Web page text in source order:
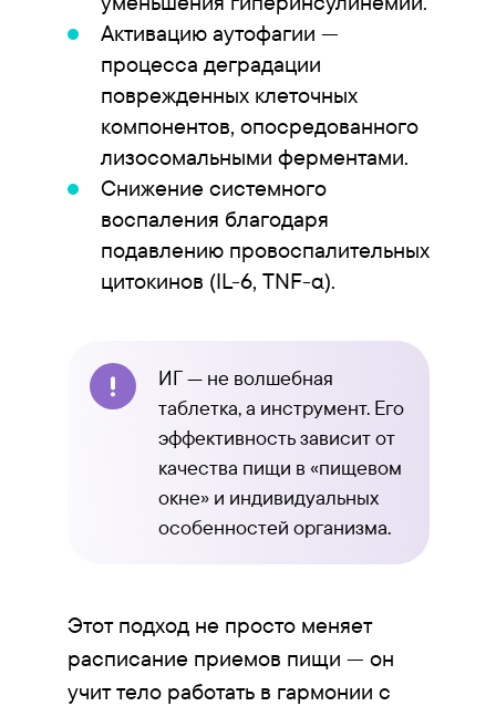
Активацию аутофагии —
процесса деградации
поврежденных клеточных
компонентов, опосредованного
лизосомальными ферментами.
Снижение системного
воспаления благодаря
подавлению провоспалительных
цитокинов (IL-6, TNF-α).
ИГ — не волшебная
таблетка, а инструмент. Его
эффективность зависит от
качества пищи в «пищевом
окне» и индивидуальных
особенностей организма.
Этот подход не просто меняет
расписание приемов пищи — он
учит тело работать в гармонии с